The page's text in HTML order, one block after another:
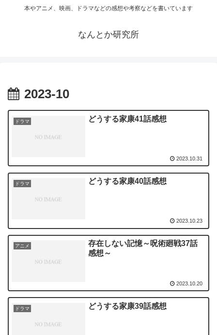
本やアニメ、映画、ドラマなどの感想や考察などを書いています
なんとか研究所
2023-10
ドラマ どうする家康41話感想
2023.10.31
ドラマ どうする家康40話感想
2023.10.23
アニメ
存在しない記憶～呪術廻戦37話
感想～
2023.10.20
ドラマ どうする家康39話感想